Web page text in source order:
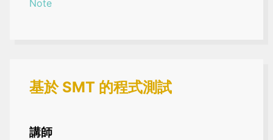
Note
基於 SMT 的程式測試
講師